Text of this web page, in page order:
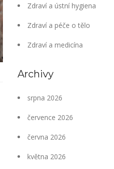
Zdraví a ústní hygiena
Zdraví a péče o tělo
Zdraví a medicína
Archivy
srpna 2026
července 2026
června 2026
května 2026